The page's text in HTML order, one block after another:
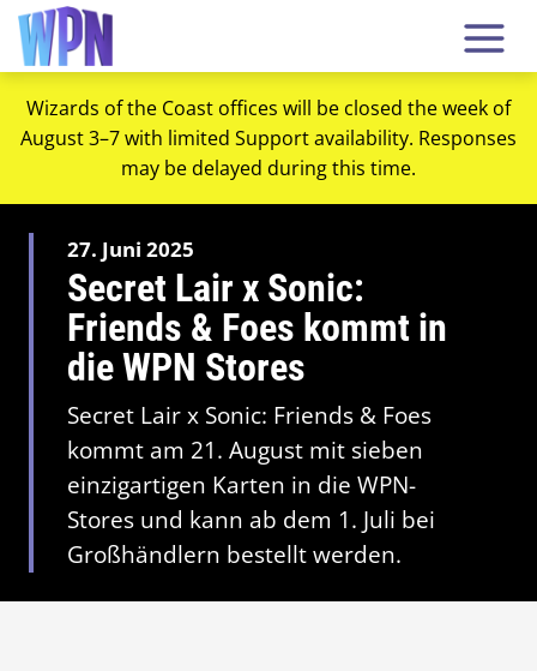
Wizards of the Coast offices will be closed the week of
August 3–7 with limited Support availability. Responses
may be delayed during this time.
27. Juni 2025
Secret Lair x Sonic:
Friends & Foes kommt in
die WPN Stores
Secret Lair x Sonic: Friends & Foes
kommt am 21. August mit sieben
einzigartigen Karten in die WPN-
Stores und kann ab dem 1. Juli bei
Großhändlern bestellt werden.